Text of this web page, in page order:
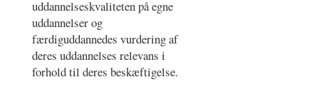
uddannelseskvaliteten på egne
uddannelser og
færdiguddannedes vurdering af
deres uddannelses relevans i
forhold til deres beskæftigelse.